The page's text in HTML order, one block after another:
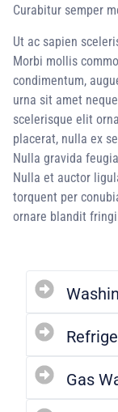
Curabitur semper
Ut ac sapien
Morbi mollis
condimentum,
urna sit amet
scelerisque elit
placerat, nulla ex
Nulla gravida
Nulla et auctor
torquent per
ornare blandit
Gas